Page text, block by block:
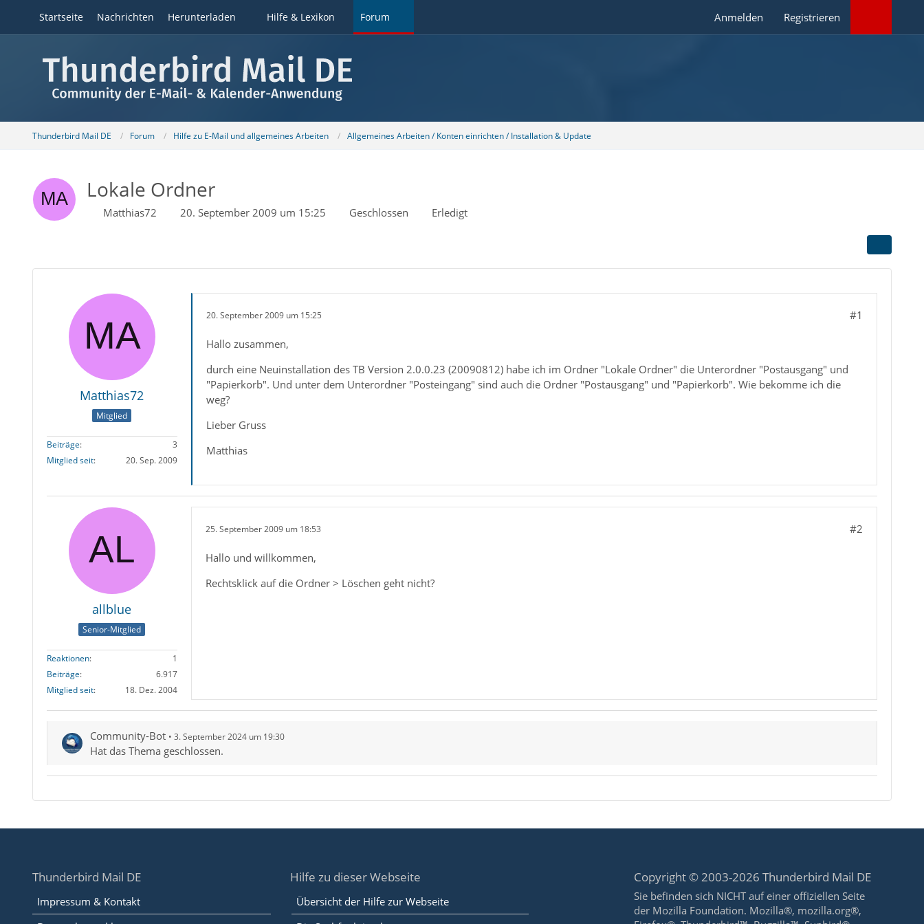
Startseite Nachrichten Herunterladen Hilfe & Lexikon Forum Anmelden Registrieren
Thunderbird Mail DE Forum Hilfe zu E-Mail und allgemeines Arbeiten Allgemeines Arbeiten / Konten einrichten / Installation & Update
Lokale Ordner
Matthias72 20. September 2009 um 15:25 Geschlossen Erledigt
Matthias72
Mitglied
Beiträge
3
Mitglied seit
20. Sep. 2009
20. September 2009 um 15:25 #1
Hallo zusammen,
durch eine Neuinstallation des TB Version 2.0.0.23 (20090812) habe ich im Ordner "Lokale Ordner" die Unterordner "Postausgang" und
"Papierkorb". Und unter dem Unterordner "Posteingang" sind auch die Ordner "Postausgang" und "Papierkorb". Wie bekomme ich die
weg?
Lieber Gruss
Matthias
allblue
Senior-Mitglied
Reaktionen
1
Beiträge
6.917
Mitglied seit
18. Dez. 2004
25. September 2009 um 18:53 #2
Hallo und willkommen,
Rechtsklick auf die Ordner > Löschen geht nicht?
Community-Bot 3. September 2024 um 19:30
Hat das Thema geschlossen.
Thunderbird Mail DE
Impressum & Kontakt
Hilfe zu dieser Webseite
Übersicht der Hilfe zur Webseite
Copyright © 2003-2026 Thunderbird Mail DE
Sie befinden sich NICHT auf einer offiziellen Seite
der Mozilla Foundation. Mozilla®, mozilla.org®,